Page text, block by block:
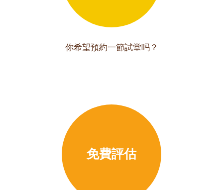
你希望預約一節試堂吗？
免費評估